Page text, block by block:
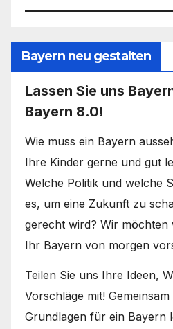
Bayern neu gestalten
Lassen Sie uns
Bayern 8.0!
Wie muss ein Bayern
Ihre Kinder gerne und gut
Welche Politik und welche
es, um eine Zukunft zu
gerecht wird? Wir möchten
Ihr Bayern von morgen
Teilen Sie uns Ihre Ideen,
Vorschläge mit!
Grundlagen für ein Bayern